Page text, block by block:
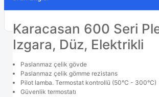
Karacasan 600 Seri
Izgara, Düz, Elektrikli
Paslanmaz çelik gövde
Paslanmaz çelik gömme rezistans
Pilot lamba. Termostat kontrollü (50°C - 300°C)
Güvenlik termostatı